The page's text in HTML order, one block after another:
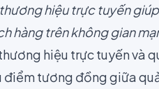
hiệu trực tuyến
hàng trên không gian
hiệu trực tuyến và
điểm tương đồng giữa